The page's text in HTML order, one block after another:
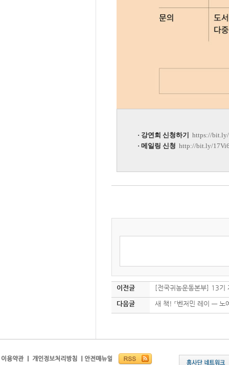
· 강연회 신청하기
https://
· 메일링 신청 http://bit.ly/
이전글 [전국귀농운동본부] 13기
다음글 새 책! 『벤저민 레이 ― 노